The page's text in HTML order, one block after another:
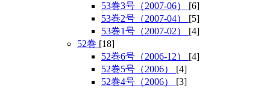
53巻3号（2007-06） [6]
53巻2号（2007-04） [5]
53巻1号（2007-02） [4]
52巻 [18]
52巻6号（2006-12） [4]
52巻5号（2006） [4]
52巻4号（2006） [3]